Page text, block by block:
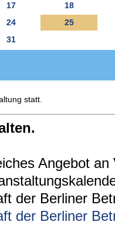
17
18
24
25
31
statt.
Angebot
der Berliner
der Berliner